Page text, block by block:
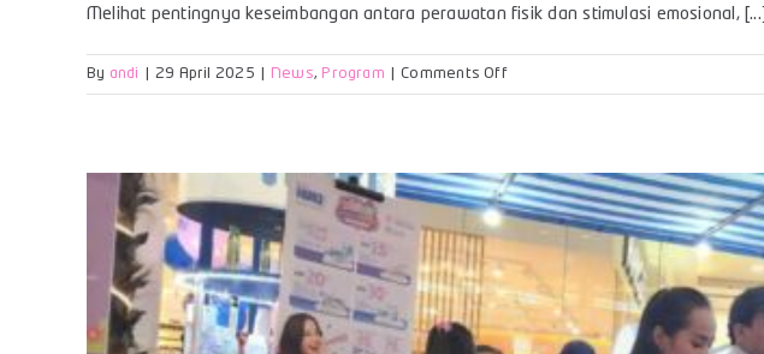
Melihat pentingnya keseimbangan antara perawatan fisik dan stimulasi emosional, [...]
By andi 29 April 2025 News, Program Comments Offon
Baby
Tumbuh
Kembang
Optimal
Melalui
Keseimbangan